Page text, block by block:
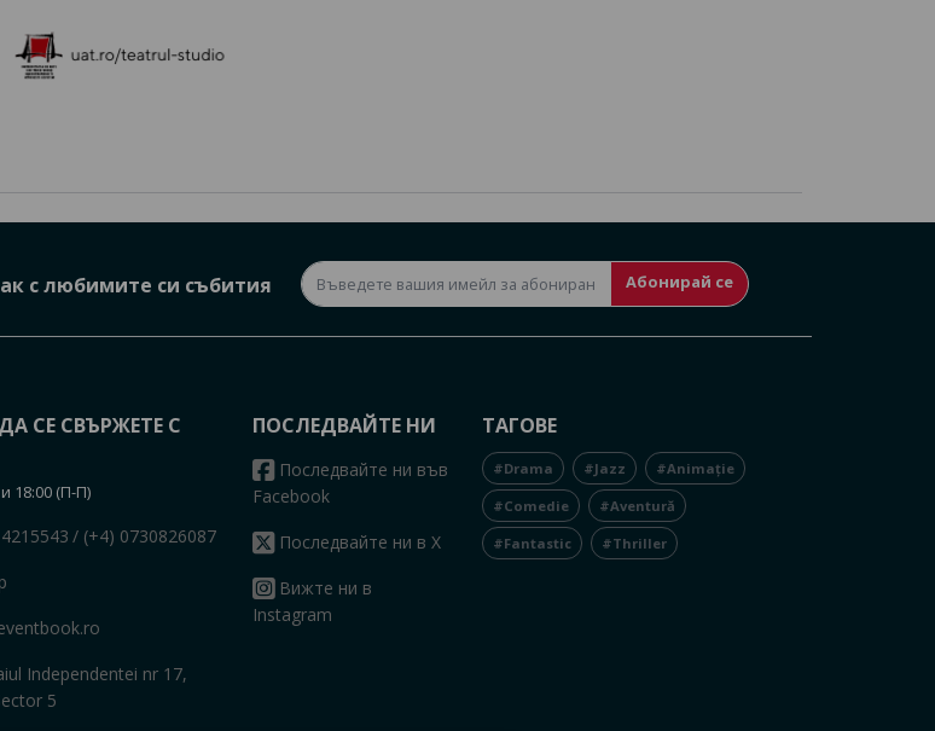
с любимите си събития Абонирай се
СЕ СВЪРЖЕТЕ С
18:00 (П-П)
/ (+4) 0730826087
Independentei nr 17,
5
ПОСЛЕДВАЙТЕ НИ
Последвайте ни във
Facebook
Последвайте ни в X
Вижте ни в
Instagram
ТАГОВЕ
#Drama #Jazz #Animație
#Comedie #Aventură
#Fantastic #Thriller